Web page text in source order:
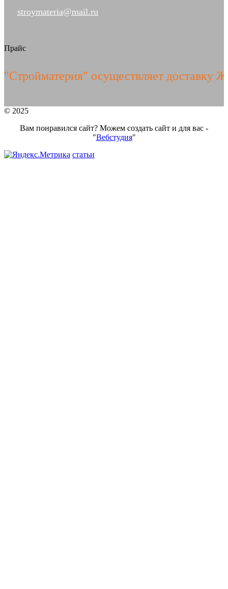
stroymateria@mail.ru
Прайс
осуществляет доставку
© 2025
Вам понравился сайт? Можем создать сайт и для вас -
"Вебстудия"
статьи